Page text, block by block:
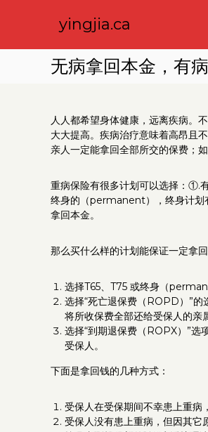
p
yingjia.ca
无病拿回本金，有
人人都希望身体健康，远离疾病。
大大提高。疾病治疗意味着高昂且
亲人一定能拿回全部所交的保费；
重病保险有很多计划可以选择：①.
终身的（permanent），终身计划
拿回本金。
那么买什么样的计划能保证一定拿
选择T65、T75 或终身（
选择“死亡退保费（ROPD）”的
将所收保费全部还给受保人的亲
选择“到期退保费（ROPX）”选
受保人。
下面是拿回钱的几种方式：
受保人在受保期间不幸患上重病
受保人没有患上重病，但因其